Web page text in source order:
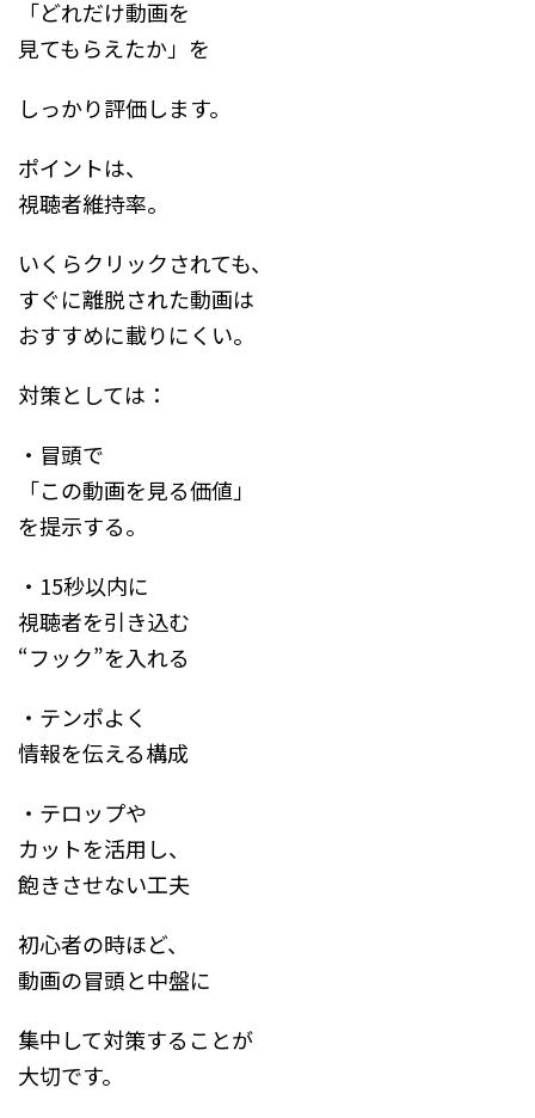
「どれだけ動画を
見てもらえたか」を
しっかり評価します。
ポイントは、
視聴者維持率。
いくらクリックされても、
すぐに離脱された動画は
おすすめに載りにくい。
対策としては：
・冒頭で
「この動画を見る価値」
を提示する。
・15秒以内に
視聴者を引き込む
“フック”を入れる
・テンポよく
情報を伝える構成
・テロップや
カットを活用し、
飽きさせない工夫
初心者の時ほど、
動画の冒頭と中盤に
集中して対策することが
大切です。